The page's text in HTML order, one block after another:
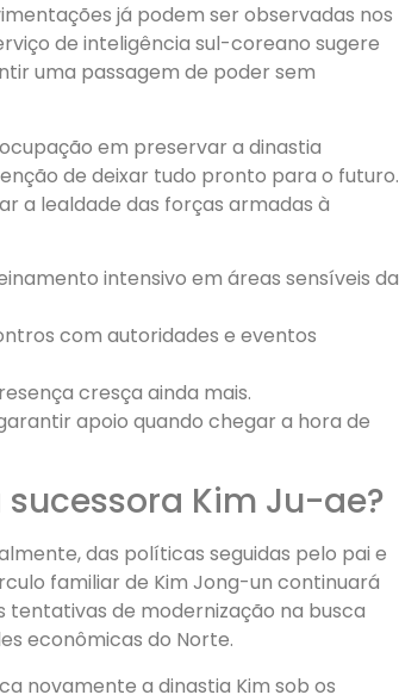
já podem ser observadas nos
de inteligência sul-coreano sugere
uma passagem de poder sem
em preservar a dinastia
de deixar tudo pronto para o futuro.
a lealdade das forças armadas à
intensivo em áreas sensíveis da
com autoridades e eventos
cresça ainda mais.
apoio quando chegar a hora de
Kim Ju-ae?
das políticas seguidas pelo pai e
familiar de Kim Jong-un continuará
de modernização na busca
econômicas do Norte.
novamente a dinastia Kim sob os